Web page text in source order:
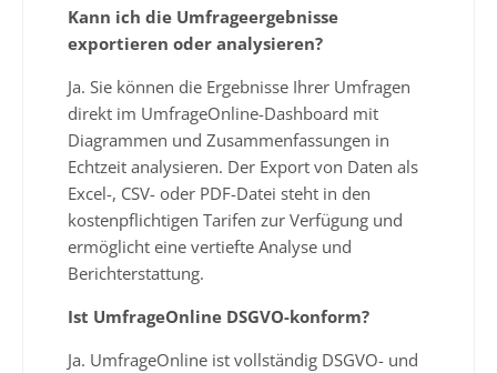
Kann ich die Umfrageergebnisse
exportieren oder analysieren?
Ja. Sie können die Ergebnisse Ihrer Umfragen
direkt im UmfrageOnline-Dashboard mit
Diagrammen und Zusammenfassungen in
Echtzeit analysieren. Der Export von Daten als
Excel-, CSV- oder PDF-Datei steht in den
kostenpflichtigen Tarifen zur Verfügung und
ermöglicht eine vertiefte Analyse und
Berichterstattung.
Ist UmfrageOnline DSGVO-konform?
Ja. UmfrageOnline ist vollständig DSGVO- und